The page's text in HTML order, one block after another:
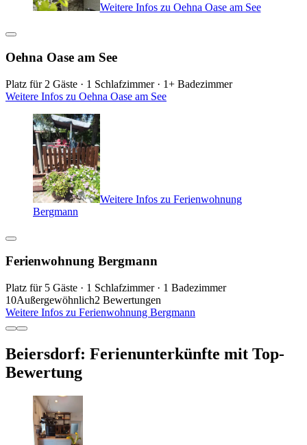
Weitere Infos zu Oehna Oase am See
Oehna Oase am See
Platz für 2 Gäste · 1 Schlafzimmer · 1+ Badezimmer
Weitere Infos zu Oehna Oase am See
Weitere Infos zu Ferienwohnung
Bergmann
Ferienwohnung Bergmann
Platz für 5 Gäste · 1 Schlafzimmer · 1 Badezimmer
10Außergewöhnlich2 Bewertungen
Weitere Infos zu Ferienwohnung Bergmann
Beiersdorf: Ferienunterkünfte mit Top-
Bewertung